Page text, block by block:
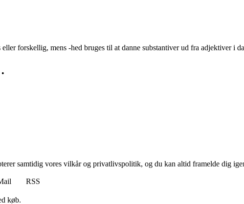
forskellig, mens -hed bruges til at danne substantiver ud fra adjektiver i
•
samtidig vores vilkår og privatlivspolitik, og du kan altid framelde dig
RSS
køb.